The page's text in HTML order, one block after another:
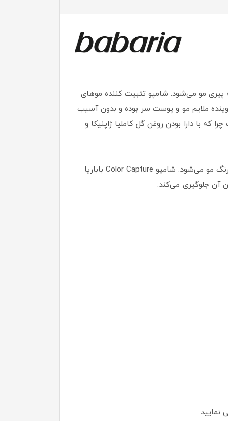
پیری مو می‌شود. شامپو تثبیت کننده موهای
ملایم مو و پوست سر بوده و بدون آسیب
که با دارا بودن روغن گل کاملیا ژاپنیکا و
این شامپو با برخورداری از فیلتر ضد آفتاب از موها و رنگ آن در مقابل نور خورشید محافظت کرده و مانع کدر و تغییر رنگ مو می‌شود. شامپو Color Capture باباریا
آن جلوگیری می‌کند.